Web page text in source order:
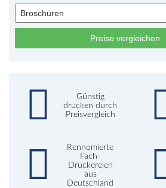
Preise vergleichen
Günstig
drucken durch
Preisvergleich
Rennomierte
Fach-
Druckereien
aus
Deutschland